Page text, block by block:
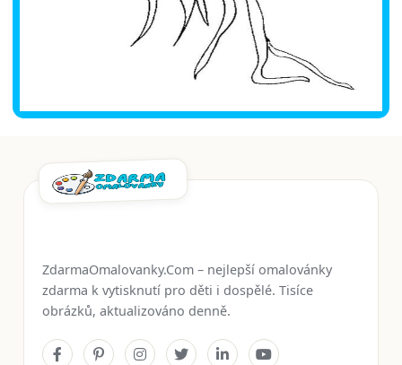
ZdarmaOmalovanky.Com – nejlepší omalovánky
zdarma k vytisknutí pro děti i dospělé. Tisíce
obrázků, aktualizováno denně.